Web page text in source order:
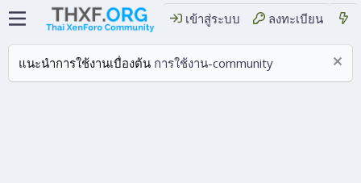
เข้าสู่ระบบ ลงทะเบียน
แนะนำการใช้งานเบื่องต้น การใช้งาน-community